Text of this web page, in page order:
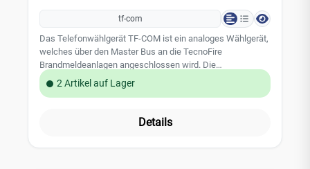
tf-com
Das Telefonwählgerät TF-COM ist ein analoges Wählgerät,
welches über den Master Bus an die TecnoFire
Brandmeldeanlagen angeschlossen wird. Die
Spannungsversorgung und Systemüberwachung erfolgten
über den Master Bus der TecnoFire Brandmeldezentrale.
Telefonanschluss angeschlossen. Zur redundanten
2 Artikel auf Lager
Details